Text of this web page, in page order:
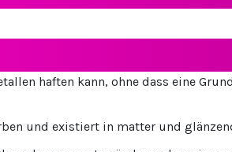
haften kann, ohne dass eine
und existiert in matter und